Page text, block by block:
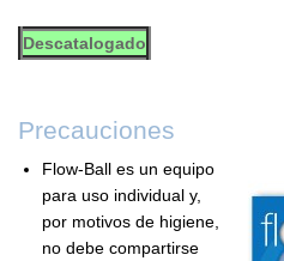
Descatalogado
Precauciones
Flow-Ball es un equipo
para uso individual y,
por motivos de higiene,
no debe compartirse